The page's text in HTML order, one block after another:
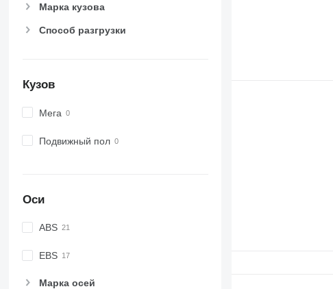
Марка кузова
Способ разгрузки
Кузов
Мега
Подвижный пол
Оси
ABS
EBS
Марка осей